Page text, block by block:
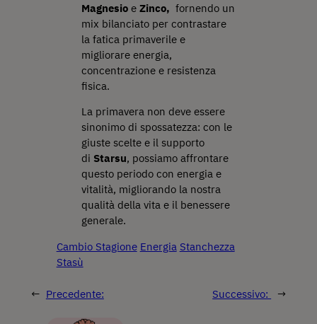
MagnesioeZinco, fornendo un
mix bilanciato per contrastare
la fatica primaverile e
migliorare energia,
concentrazione e resistenza
fisica.
La primavera non deve essere
sinonimo di spossatezza: con le
giuste scelte e il supporto
di Starsu, possiamo affrontare
questo periodo con energia e
vitalità, migliorando la nostra
qualità della vita e il benessere
generale.
Cambio Stagione Energia Stanchezza
Stasù
← Precedente: Successivo: →